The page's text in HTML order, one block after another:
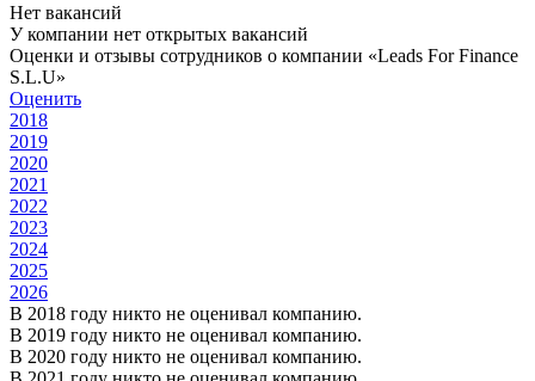
Нет вакансий
У компании нет открытых вакансий
Оценки и отзывы сотрудников о компании «Leads For Finance
S.L.U»
Оценить
2018
2019
2020
2021
2022
2023
2024
2025
2026
В 2018 году никто не оценивал компанию.
В 2019 году никто не оценивал компанию.
В 2020 году никто не оценивал компанию.